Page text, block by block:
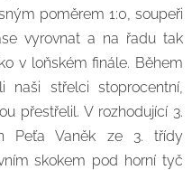
poměrem 1:0, soupeři
vyrovnat a na řadu tak
v loňském finále. Během
naši střelci stoprocentní,
přestřelil. V rozhodující 3.
Peťa Vaněk ze 3. třídy
skokem pod horní tyč